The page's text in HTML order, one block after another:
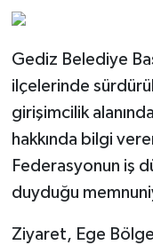
Gediz Belediye
ilçelerinde
girişimcilik
hakkında bilgi
Federasyonun iş
duyduğu
Ziyaret, Ege